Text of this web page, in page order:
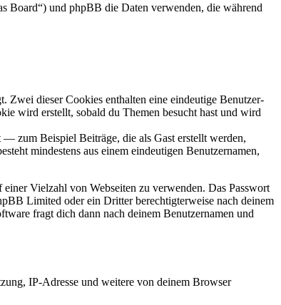
Board“) und phpBB die Daten verwenden, die während
Zwei dieser Cookies enthalten eine eindeutige Benutzer-
wird erstellt, sobald du Themen besucht hast und wird
zum Beispiel Beiträge, die als Gast erstellt werden,
mindestens aus einem eindeutigen Benutzernamen,
Vielzahl von Webseiten zu verwenden. Das Passwort
Limited oder ein Dritter berechtigterweise nach deinem
fragt dich dann nach deinem Benutzernamen und
IP-Adresse und weitere von deinem Browser